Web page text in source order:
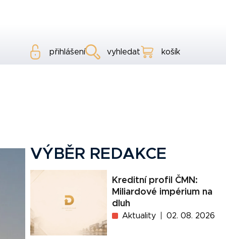
přihlášení vyhledat košík
VÝBĚR REDAKCE
Kreditní profil ČMN:
Miliardové impérium na
dluh
Aktuality 02. 08. 2026